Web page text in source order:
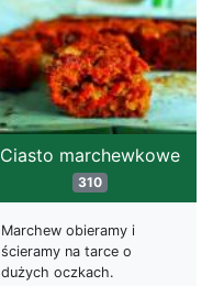
Ciasto marchewkowe
310
Marchew obieramy i
ścieramy na tarce o
dużych oczkach.